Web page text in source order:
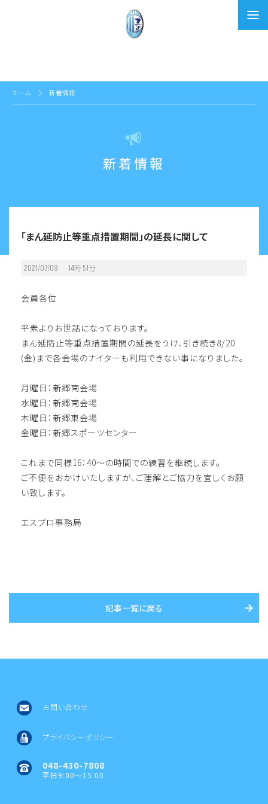
ホーム 新着情報
新着情報
「まん延防止等重点措置期間」の延長に関して
2021/07/09 14時51分
会員各位
平素よりお世話になっております。
まん延防止等重点措置期間の延長をうけ、引き続き8/20
(金)まで各会場のナイターも利用できない事になりました。
月曜日：新郷南会場
水曜日：新郷南会場
木曜日：新郷東会場
金曜日：新郷スポーツセンター
これまで同様16：40～の時間での練習を継続します。
ご不便をおかけいたしますが、ご理解とご協力を宜しくお願
い致します。
エスプロ事務局
記事一覧に戻る
お問い合わせ
プライバシーポリシー
048-430-7808
平日9:00～15:00